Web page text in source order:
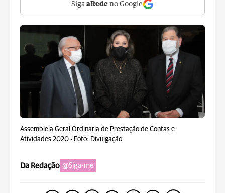
Siga aRede no Google
Assembleia Geral Ordinária de Prestação de Contas e
Atividades 2020 - Foto: Divulgação
Da Redação @Siga-me